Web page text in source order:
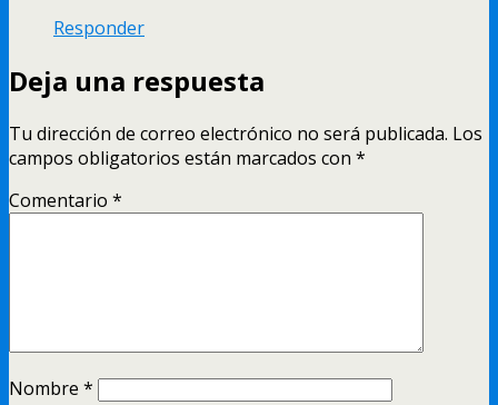
Responder
Deja una respuesta
Tu dirección de correo electrónico no será publicada. Los
campos obligatorios están marcados con *
Comentario *
Nombre *